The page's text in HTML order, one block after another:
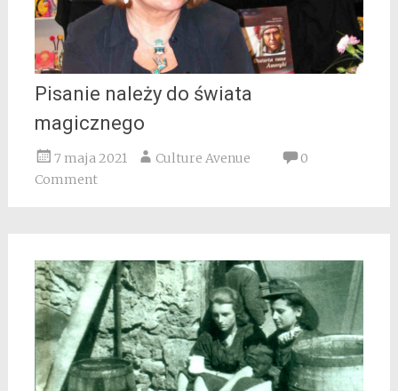
Pisanie należy do świata
magicznego
7 maja 2021 Culture Avenue
0
Comment